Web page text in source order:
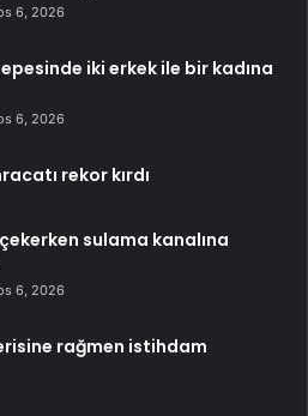
6, 2026
iki erkek ile bir kadına
6, 2026
rekor kırdı
sulama kanalına
6, 2026
rağmen istihdam